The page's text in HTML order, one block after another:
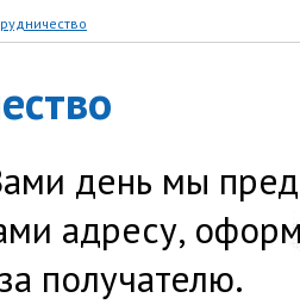
день мы
адресу,
получателю.